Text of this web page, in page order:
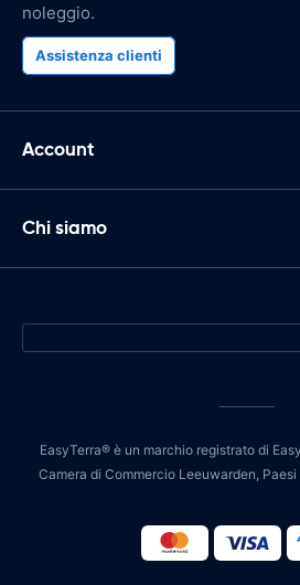
noleggio.
Assistenza clienti
Account
Chi siamo
EasyTerra® è un marchio registrato di
Camera di Commercio Leeuwarden,